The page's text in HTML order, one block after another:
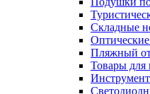
Складные
Пляжный
Товары для